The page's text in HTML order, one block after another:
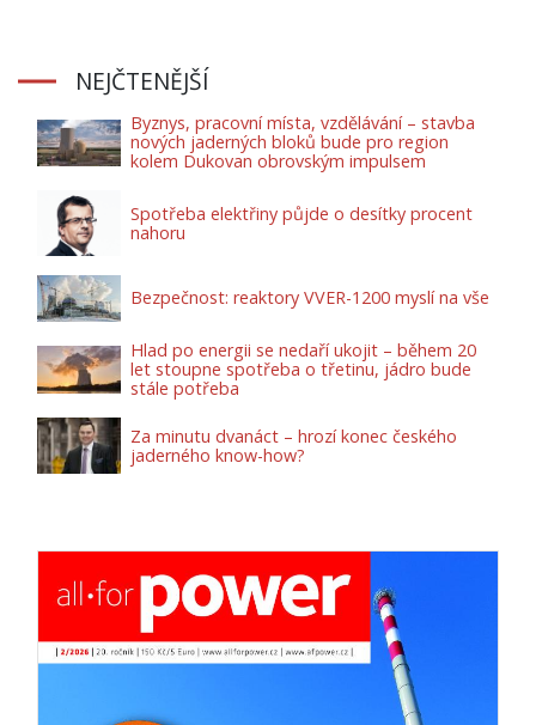
NEJČTENĚJŠÍ
Byznys, pracovní místa, vzdělávání – stavba
nových jaderných bloků bude pro region
kolem Dukovan obrovským impulsem
Spotřeba elektřiny půjde o desítky procent
nahoru
Bezpečnost: reaktory VVER-1200 myslí na vše
Hlad po energii se nedaří ukojit – během 20
let stoupne spotřeba o třetinu, jádro bude
stále potřeba
Za minutu dvanáct – hrozí konec českého
jaderného know-how?